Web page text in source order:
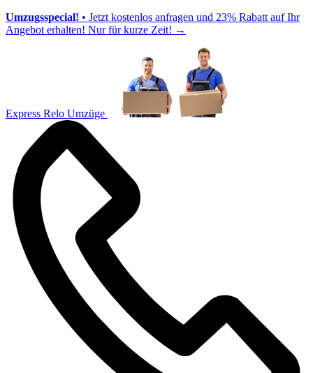
Umzugsspecial! • Jetzt kostenlos anfragen und 23% Rabatt auf Ihr
Angebot erhalten! Nur für kurze Zeit! →
Express Relo Umzüge